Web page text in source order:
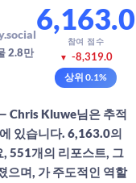
2.8만
6,163.0
참여 점수
▼ -8,319.0
상위 0.1%
Chris Kluwe님은 추적
있습니다. 6,163.0의
551개의 리포스트, 그
으며, 가 주도적인 역할